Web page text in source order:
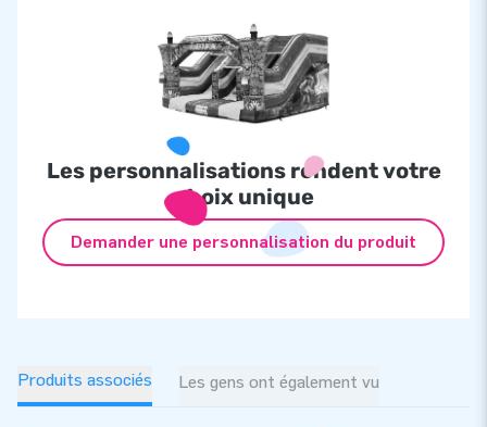
Les personnalisations rendent votre
choix unique
Demander une personnalisation du produit
Produits associés Les gens ont également vu